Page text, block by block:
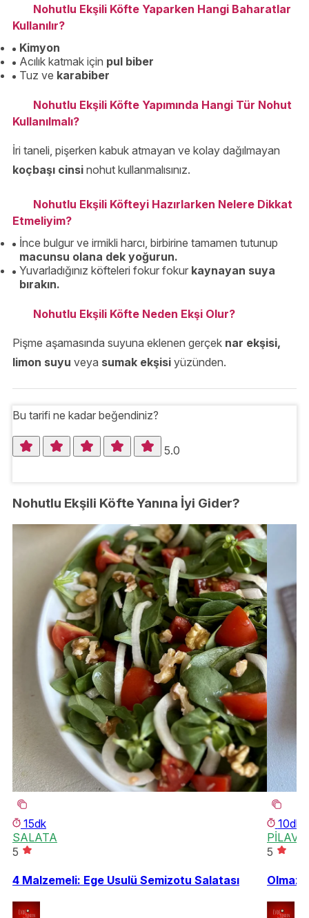
Nohutlu Ekşili Köfte Yaparken Hangi Baharatlar
Kullanılır?
Kimyon
Acılık katmak için pul biber
Tuz ve karabiber
Nohutlu Ekşili Köfte Yapımında Hangi Tür Nohut
Kullanılmalı?
İri taneli, pişerken kabuk atmayan ve kolay dağılmayan
koçbaşı cinsi nohut kullanmalısınız.
Nohutlu Ekşili Köfteyi Hazırlarken Nelere Dikkat
Etmeliyim?
İnce bulgur ve irmikli harcı, birbirine tamamen tutunup
macunsu olana dek yoğurun.
Yuvarladığınız köfteleri fokur fokur kaynayan suya
bırakın.
Nohutlu Ekşili Köfte Neden Ekşi Olur?
Pişme aşamasında suyuna eklenen gerçek nar ekşisi,
limon suyu veya sumak ekşisi yüzünden.
Bu tarifi ne kadar beğendiniz?
5.0
Nohutlu Ekşili Köfte Yanına İyi Gider?
15dk
SALATA
5
4 Malzemeli: Ege Usulü Semizotu Salatası
10dk
PİLAV
5